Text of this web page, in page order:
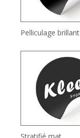
Pelliculage brillant